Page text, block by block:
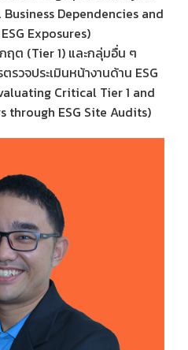
Dependencies and
Exposures)
ฤต (Tier 1) และกลุ่มอื่น ๆ
รวจประเมินหน้างานด้าน ESG
Critical Tier 1 and
through ESG Site Audits)